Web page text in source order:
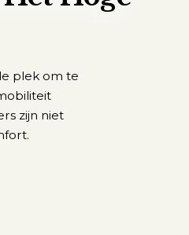
plek om te
zijn niet